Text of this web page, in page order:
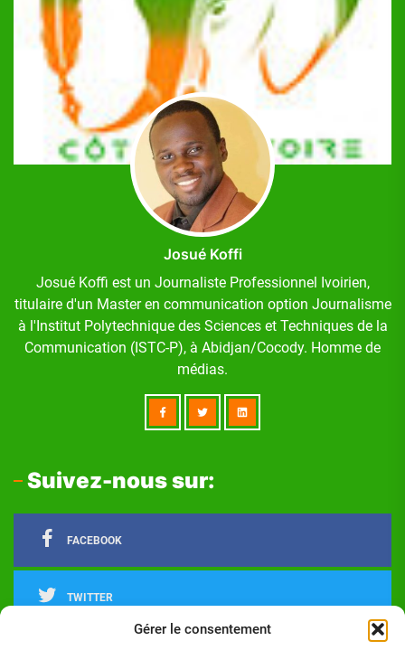
Gérer le consentement
Josué Koffi
Josué Koffi est un Journaliste Professionnel Ivoirien,
titulaire d'un Master en communication option Journalisme
à l'Institut Polytechnique des Sciences et Techniques de la
Communication (ISTC-P), à Abidjan/Cocody. Homme de
médias.
Suivez-nous sur:
FACEBOOK
TWITTER